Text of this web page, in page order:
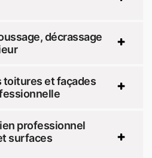
décrassage
toitures et façades
professionnel
surfaces